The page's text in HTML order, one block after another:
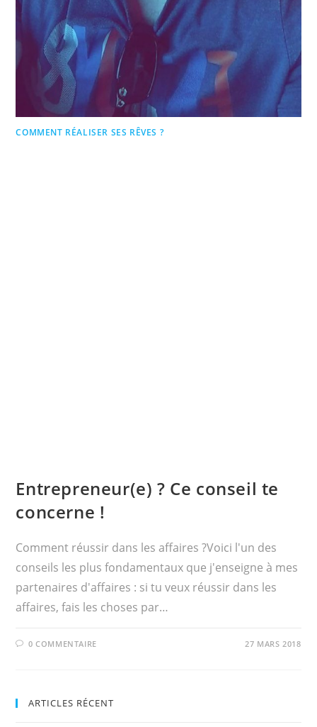
COMMENT RÉALISER SES RÊVES ?
Entrepreneur(e) ? Ce conseil te
concerne !
Comment réussir dans les affaires ?Voici l'un des
conseils les plus fondamentaux que j'enseigne à mes
partenaires d'affaires : si tu veux réussir dans les
affaires, fais les choses par…
0 COMMENTAIRE 27 MARS 2018
ARTICLES RÉCENT